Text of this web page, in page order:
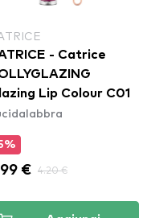
- Catrice
Lip Colour C01
€ 4.20 €